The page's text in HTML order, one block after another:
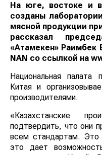
На юге, востоке и в
созданы
мясной продукции
рассказал
«Атамекен» Раимбек
NAN со ссылкой на
Национальная палата
Китая и
производителями.
«Казахстанские
подтвердить, что они
всем стандартам.
это дает